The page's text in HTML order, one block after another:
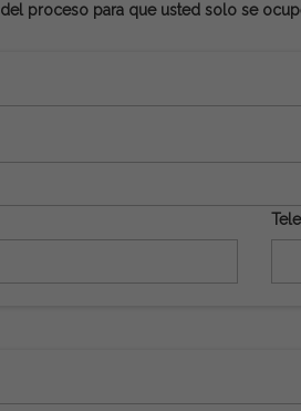
proceso para que usted solo se